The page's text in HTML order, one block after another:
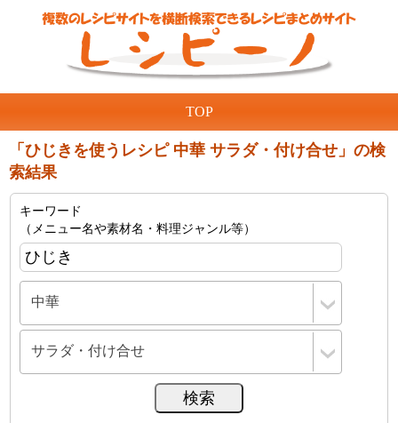
TOP
「ひじきを使うレシピ 中華 サラダ・付け合せ」の検
索結果
キーワード
（メニュー名や素材名・料理ジャンル等）